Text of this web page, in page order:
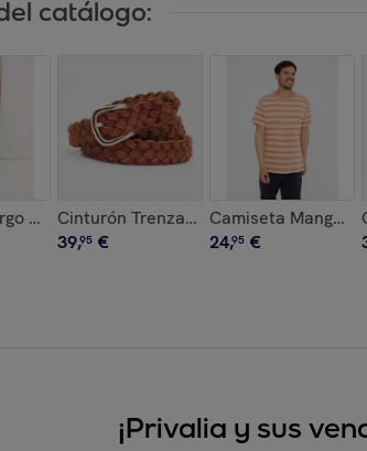
catálogo:
Negro - Triman
Cinturón Trenzado Piel con Hebilla
39,95 €
Camiseta Manga
24,95 €
¡Privalia y sus